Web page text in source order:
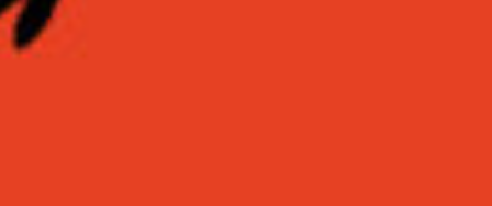
Rechercher